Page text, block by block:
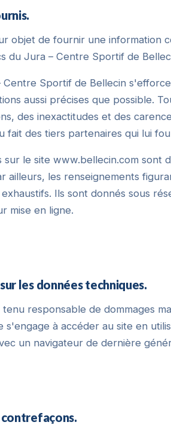
objet de fournir une information
du Jura – Centre Sportif de
Centre Sportif de Bellecin
aussi précises que possible.
des inexactitudes et des
fait des tiers partenaires qui lui
sur le site www.bellecin.com sont
ailleurs, les renseignements
Ils sont donnés sous
mise en ligne.
les données techniques.
responsable de dommages
s'engage à accéder au site en
un navigateur de dernière